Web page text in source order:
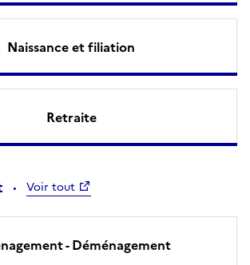
Naissance et filiation
Retraite
Voir tout
- Déménagement